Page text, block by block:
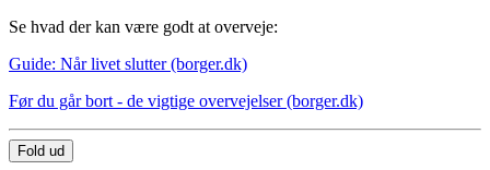
Se hvad der kan være godt at overveje:
Guide: Når livet slutter (borger.dk)
Før du går bort - de vigtige overvejelser (borger.dk)
Fold ud